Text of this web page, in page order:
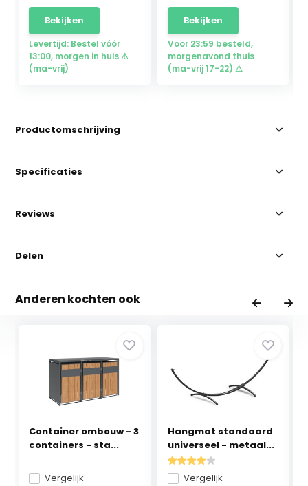
Bekijken
Levertijd: Bestel vóór
13:00, morgen in huis ⚠
(ma-vrij)
Bekijken
Voor 23:59 besteld,
morgenavond thuis
(ma-vrij 17-22) ⚠
Productomschrijving
Specificaties
Reviews
Delen
Anderen kochten ook
Container ombouw - 3
containers - sta...
Vergelijk
Hangmat standaard
universeel - metaal...
Vergelijk